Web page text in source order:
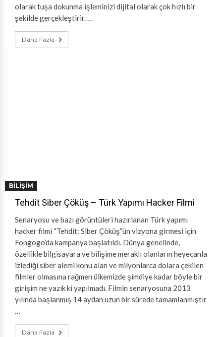
olarak tuşa dokunma işleminizi dijital olarak çok hızlı bir
şekilde gerçekleştirir. …
Daha Fazla
BILIŞIM
Tehdit Siber Çöküş – Türk Yapımı Hacker Filmi
Senaryosu ve bazı görüntüleri hazırlanan Türk yapımı
hacker filmi “Tehdit: Siber Çöküş”ün vizyona girmesi için
Fongogo’da kampanya başlatıldı. Dünya genelinde,
özellikle bilgisayara ve bilişime meraklı olanların heyecanla
izlediği siber alemi konu alan ve milyonlarca dolara çekilen
filmler olmasına rağmen ülkemizde şimdiye kadar böyle bir
girişim ne yazık ki yapılmadı. Filmin senaryosuna 2013
yılında başlanmış 14 aydan uzun bir sürede tamamlanmıştır
…
Daha Fazla